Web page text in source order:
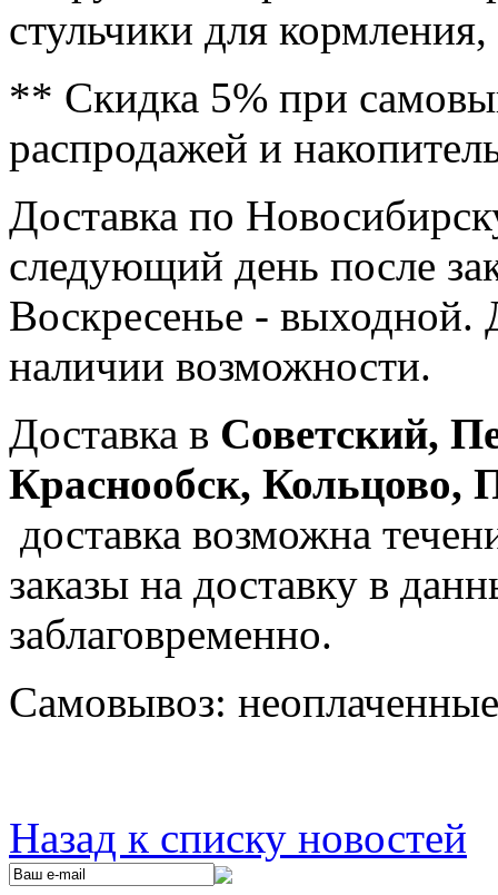
стульчики для
** Скидка 5% при
распродажей и
Доставка по
следующий день после
Воскресенье - выходной.
наличии возможности.
Доставка в Советский,
Краснообск, Кольцово,
доставка возможна
заказы на доставку в
заблаговременно.
Самовывоз:
Назад к списку новостей